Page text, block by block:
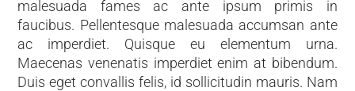
malesuada fames ac ante ipsum primis in
faucibus. Pellentesque malesuada accumsan ante
ac imperdiet. Quisque eu elementum urna.
Maecenas venenatis imperdiet enim at bibendum.
Duis eget convallis felis, id sollicitudin mauris. Nam